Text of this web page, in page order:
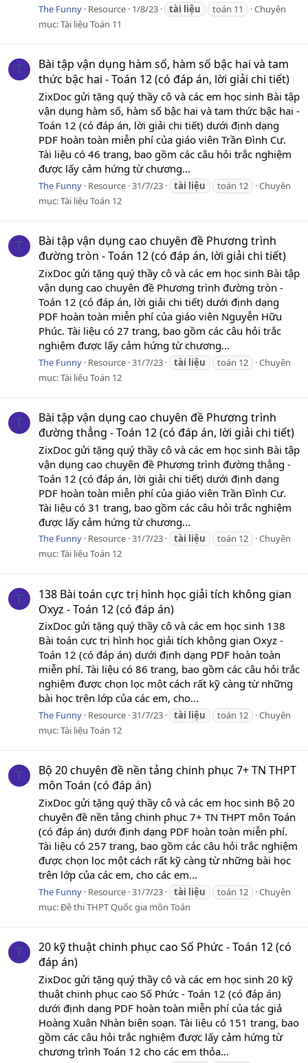
The Funny Resource 1/8/23 tài liệu toán 11
Chuyên
mục:Tài liệu Toán 11
T
Bài tập vận dụng hàm số, hàm số bậc hai và tam
thức bậc hai - Toán 12 (có đáp án, lời giải chi tiết)
ZixDoc gửi tặng quý thầy cô và các em học sinh Bài tập
vận dụng hàm số, hàm số bậc hai và tam thức bậc hai -
Toán 12 (có đáp án, lời giải chi tiết) dưới định dạng
PDF hoàn toàn miễn phí của giáo viên Trần Đình Cư.
Tài liệu có 46 trang, bao gồm các câu hỏi trắc nghiệm
được lấy cảm hứng từ chương...
The Funny Resource 31/7/23 tài liệu toán 12
Chuyên
mục:Tài liệu Toán 12
T
Bài tập vận dụng cao chuyên đề Phương trình
đường tròn - Toán 12 (có đáp án, lời giải chi tiết)
ZixDoc gửi tặng quý thầy cô và các em học sinh Bài tập
vận dụng cao chuyên đề Phương trình đường tròn -
Toán 12 (có đáp án, lời giải chi tiết) dưới định dạng
PDF hoàn toàn miễn phí của giáo viên Nguyễn Hữu
Phúc. Tài liệu có 27 trang, bao gồm các câu hỏi trắc
nghiệm được lấy cảm hứng từ chương...
The Funny Resource 31/7/23 tài liệu toán 12
Chuyên
mục:Tài liệu Toán 12
T
Bài tập vận dụng cao chuyên đề Phương trình
đường thẳng - Toán 12 (có đáp án, lời giải chi tiết)
ZixDoc gửi tặng quý thầy cô và các em học sinh Bài tập
vận dụng cao chuyên đề Phương trình đường thẳng -
Toán 12 (có đáp án, lời giải chi tiết) dưới định dạng
PDF hoàn toàn miễn phí của giáo viên Trần Đình Cư.
Tài liệu có 31 trang, bao gồm các câu hỏi trắc nghiệm
được lấy cảm hứng từ chương...
The Funny Resource 31/7/23 tài liệu toán 12
Chuyên
mục:Tài liệu Toán 12
T
138 Bài toán cực trị hình học giải tích không gian
Oxyz - Toán 12 (có đáp án)
ZixDoc gửi tặng quý thầy cô và các em học sinh 138
Bài toán cực trị hình học giải tích không gian Oxyz -
Toán 12 (có đáp án) dưới định dạng PDF hoàn toàn
miễn phí. Tài liệu có 86 trang, bao gồm các câu hỏi trắc
nghiệm được chọn lọc một cách rất kỹ càng từ những
bài học trên lớp của các em, cho...
The Funny Resource 31/7/23 tài liệu toán 12
Chuyên
mục:Tài liệu Toán 12
T
Bộ 20 chuyên đề nền tảng chinh phục 7+ TN THPT
môn Toán (có đáp án)
ZixDoc gửi tặng quý thầy cô và các em học sinh Bộ 20
chuyên đề nền tảng chinh phục 7+ TN THPT môn Toán
(có đáp án) dưới định dạng PDF hoàn toàn miễn phí.
Tài liệu có 257 trang, bao gồm các câu hỏi trắc nghiệm
được chọn lọc một cách rất kỹ càng từ những bài học
trên lớp của các em, cho các em...
The Funny Resource 31/7/23 tài liệu toán 12
Chuyên
mục:Đề thi THPT Quốc gia môn Toán
T
20 kỹ thuật chinh phục cao Số Phức - Toán 12 (có
đáp án)
ZixDoc gửi tặng quý thầy cô và các em học sinh 20 kỹ
thuật chinh phục cao Số Phức - Toán 12 (có đáp án)
dưới định dạng PDF hoàn toàn miễn phí của tác giả
Hoàng Xuân Nhàn biên soạn. Tài liệu có 151 trang, bao
gồm các câu hỏi trắc nghiệm được lấy cảm hứng từ
chương trình Toán 12 cho các em thỏa...